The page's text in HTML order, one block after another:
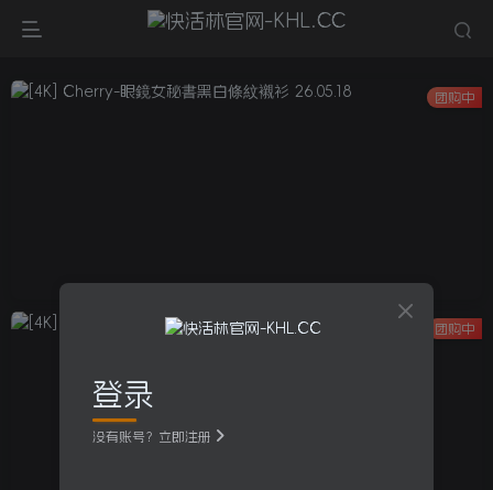
团购中
团购中
登录
没有账号？立即注册